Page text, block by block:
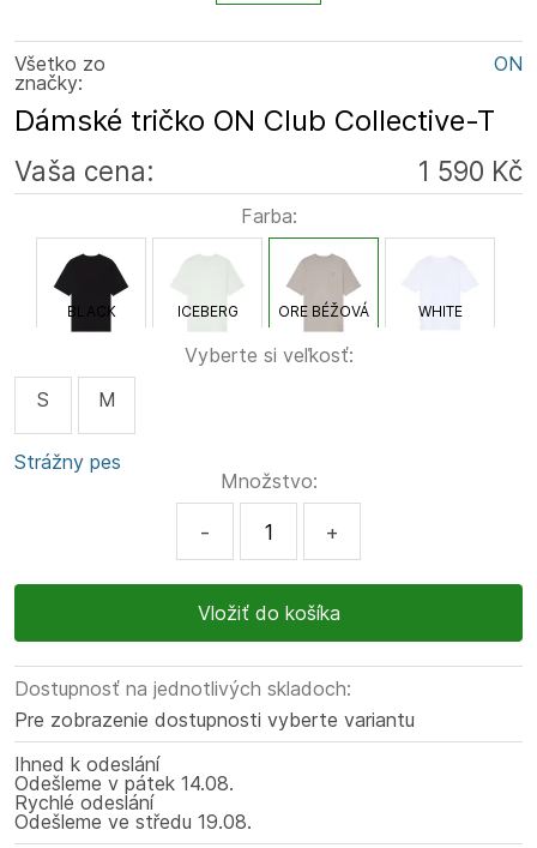
Všetko zo
značky:
ON
Dámské tričko ON Club Collective-T
Vaša cena: 1 590 Kč
Farba:
BLACK ICEBERG ORE BÉŽOVÁ WHITE
Vyberte si veľkosť:
S
M
Strážny pes
Množstvo:
- +
Dostupnosť na jednotlivých skladoch:
Pre zobrazenie dostupnosti vyberte variantu
Ihned k odeslání
Odešleme v pátek 14.08.
Rychlé odeslání
Odešleme ve středu 19.08.